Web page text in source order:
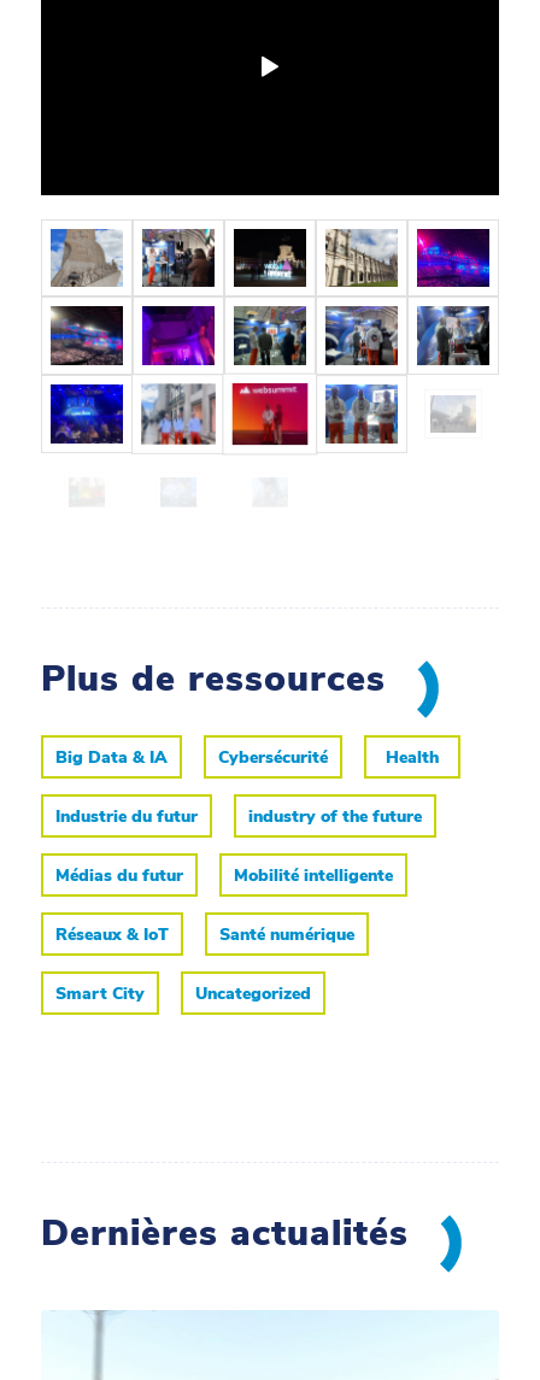
Plus de ressources
Big Data & IA Cybersécurité Health
Industrie du futur industry of the future
Médias du futur Mobilité intelligente
Réseaux & IoT Santé numérique
Smart City Uncategorized
Dernières actualités